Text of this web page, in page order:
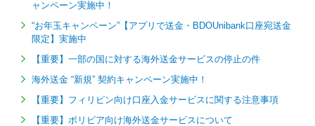
ャンペーン実施中！
“お年玉キャンペーン”【アプリで送金・BDOUnibank口座宛送金
限定】実施中
【重要】一部の国に対する海外送金サービスの停止の件
海外送金 “新規” 契約キャンペーン実施中！
【重要】フィリピン向け口座入金サービスに関する注意事項
【重要】ボリビア向け海外送金サービスについて